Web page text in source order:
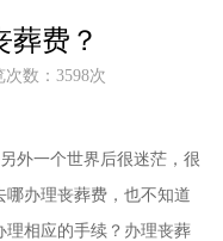
葬费？
数：3598次
外一个世界后很迷茫，很
办理丧葬费，也不知道
理相应的手续？办理丧葬